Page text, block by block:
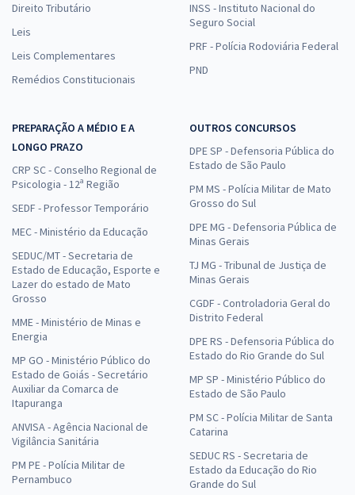
Direito Tributário
Leis
Leis Complementares
Remédios Constitucionais
INSS - Instituto Nacional do
Seguro Social
PRF - Polícia Rodoviária Federal
PND
PREPARAÇÃO A MÉDIO E A
LONGO PRAZO
CRP SC - Conselho Regional de
Psicologia - 12ª Região
SEDF - Professor Temporário
MEC - Ministério da Educação
SEDUC/MT - Secretaria de
Estado de Educação, Esporte e
Lazer do estado de Mato
Grosso
MME - Ministério de Minas e
Energia
MP GO - Ministério Público do
Estado de Goiás - Secretário
Auxiliar da Comarca de
Itapuranga
ANVISA - Agência Nacional de
Vigilância Sanitária
PM PE - Polícia Militar de
Pernambuco
OUTROS CONCURSOS
DPE SP - Defensoria Pública do
Estado de São Paulo
PM MS - Polícia Militar de Mato
Grosso do Sul
DPE MG - Defensoria Pública de
Minas Gerais
TJ MG - Tribunal de Justiça de
Minas Gerais
CGDF - Controladoria Geral do
Distrito Federal
DPE RS - Defensoria Pública do
Estado do Rio Grande do Sul
MP SP - Ministério Público do
Estado de São Paulo
PM SC - Polícia Militar de Santa
Catarina
SEDUC RS - Secretaria de
Estado da Educação do Rio
Grande do Sul